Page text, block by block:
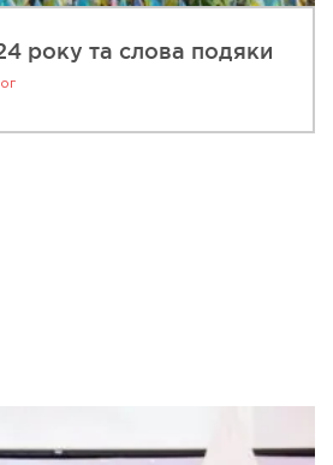
року та слова подяки